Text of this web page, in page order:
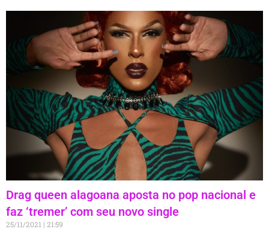
Drag queen alagoana aposta no pop nacional e
faz ‘tremer’ com seu novo single
25/11/2021 21:59